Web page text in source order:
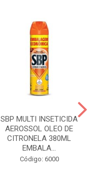
SBP MULTI INSETICIDA
AEROSSOL OLEO DE
CITRONELA 380ML
EMBALA...
Código: 6000